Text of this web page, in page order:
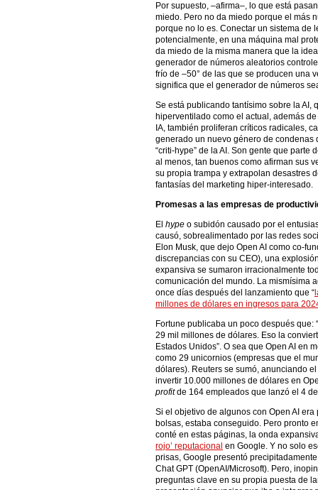
Por supuesto, –afirma–, lo que está
miedo. Pero no da miedo porque el más
porque no lo es. Conectar un sistema de
potencialmente, en una máquina mal
da miedo de la misma manera que la
generador de números aleatorios
frío de –50° de las que se producen una
significa que el generador de números
Se está publicando tantísimo sobre la AI,
hiperventilado como el actual, además
IA, también proliferan críticos radicales,
generado un nuevo género de
“criti-hype” de la AI. Son gente que
al menos, tan buenos como afirman sus
su propia trampa y extrapolan desastres
fantasías del marketing hiper-interesado.
Promesas a las empresas de
El hype o subidón causado por el
causó, sobrealimentado por las redes
Elon Musk, que dejo Open AI como co-
discrepancias con su CEO), una
expansiva se sumaron irracionalmente
comunicación del mundo. La mismísima
once días después del lanzamiento que “
millones de dólares en ingresos para
Fortune publicaba un poco después
29 mil millones de dólares. Eso la
Estados Unidos”. O sea que Open AI en
como 29 unicornios (empresas que el
dólares). Reuters se sumó, anunciando
invertir 10.000 millones de dólares en
profitde 164 empleados que lanzó el 4
Si el objetivo de algunos con Open AI
bolsas, estaba conseguido. Pero pronto
conté en estas páginas, la onda
rojo’ reputacional en Google. Y no solo
prisas, Google presentó
Chat GPT (OpenAI/Microsoft). Pero,
preguntas clave en su propia puesta de